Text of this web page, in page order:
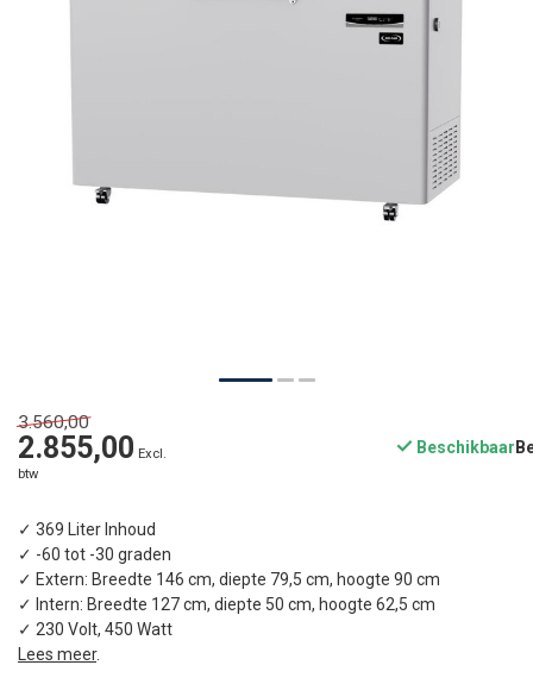
3.560,00
2.855,00 Excl.
btw
Beschikbaar
✓ 369 Liter Inhoud
✓ -60 tot -30 graden
✓ Extern: Breedte 146 cm, diepte 79,5 cm, hoogte 90 cm
✓ Intern: Breedte 127 cm, diepte 50 cm, hoogte 62,5 cm
✓ 230 Volt, 450 Watt
Lees meer.